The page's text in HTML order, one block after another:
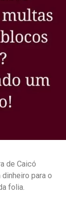
de Caicó
para o
folia.